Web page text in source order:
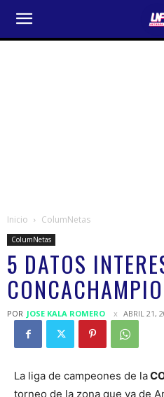
Inicio ColumNetas
ColumNetas
5 DATOS
POR JOSE KALA ROMERO ABRIL 21,
La liga de campeones de la
torneo de la zona que va de